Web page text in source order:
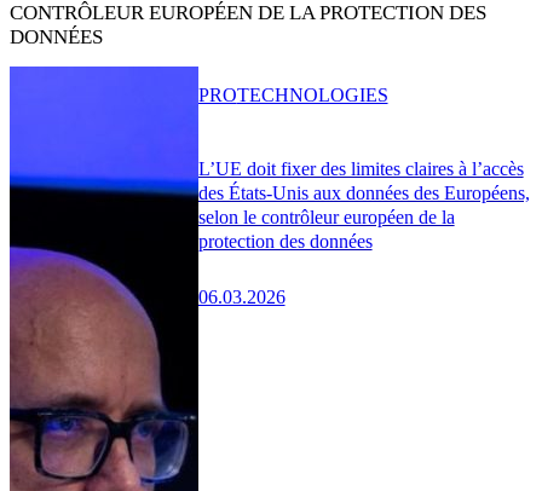
CONTRÔLEUR EUROPÉEN DE LA PROTECTION DES
DONNÉES
L’UE doit fixer des limites claires à l’accès
des États-Unis aux données des Européens,
selon le contrôleur européen de la
protection des données
06.03.2026
PROTECHNOLOGIES